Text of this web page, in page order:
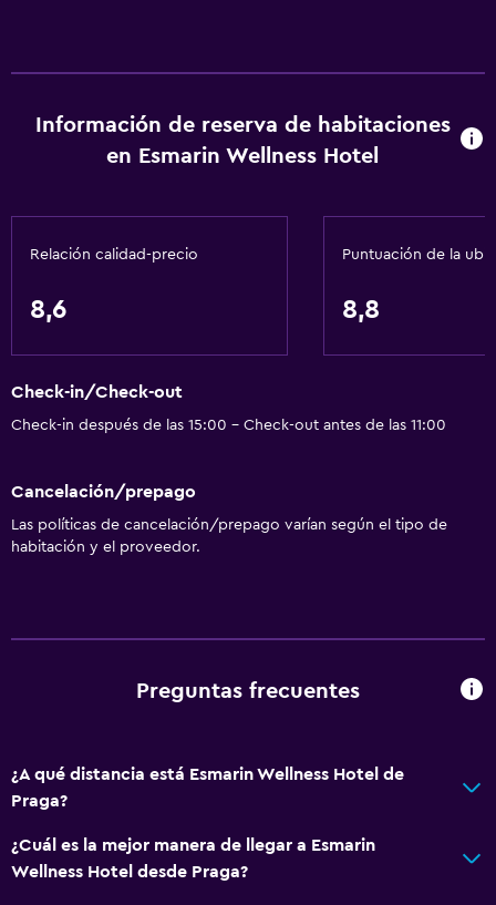
Información de reserva de habitaciones
en Esmarin Wellness Hotel
Relación calidad-precio
8,6
Puntuación de la
8,8
Check-in/Check-out
Check-in después de las 15:00 - Check-out antes de las 11:00
Cancelación/prepago
Las políticas de cancelación/prepago varían según el tipo de
habitación y el proveedor.
Preguntas frecuentes
¿A qué distancia está Esmarin Wellness Hotel de
Praga?
¿Cuál es la mejor manera de llegar a Esmarin
Wellness Hotel desde Praga?